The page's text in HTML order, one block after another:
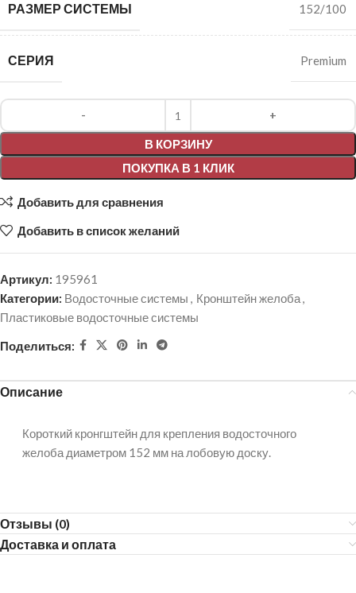
РАЗМЕР СИСТЕМЫ 152/100
СЕРИЯ Premium
В КОРЗИНУ
ПОКУПКА В 1 КЛИК
Alternative:
Добавить для сравнения
Добавить в список желаний
Артикул: 195961
Категории: Водосточные системы , Кронштейн желоба,
Пластиковые водосточные системы
Поделиться:
Описание
Короткий кронгштейн для крепления водосточного
желоба диаметром 152 мм на лобовую доску.
Отзывы (0)
Доставка и оплата